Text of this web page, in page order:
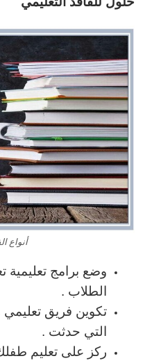
أنواع
وضع برامج
الطلاب .
تكوين فريق
التي حدثت .
ركز على تعليم طفلك